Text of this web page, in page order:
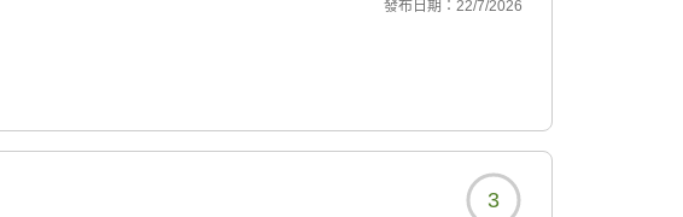
發布日期： 22/7/2026
3